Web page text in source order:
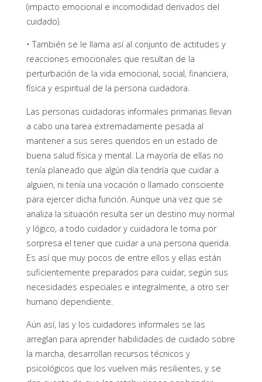
(impacto emocional e incomodidad derivados del
cuidado).
• También se le llama así al conjunto de actitudes y
reacciones emocionales que resultan de la
perturbación de la vida emocional, social, financiera,
física y espiritual de la persona cuidadora.
Las personas cuidadoras informales primarias llevan
a cabo una tarea extremadamente pesada al
mantener a sus seres queridos en un estado de
buena salud física y mental. La mayoría de ellas no
tenía planeado que algún día tendría que cuidar a
alguien, ni tenía una vocación o llamado consciente
para ejercer dicha función. Aunque una vez que se
analiza la situación resulta ser un destino muy normal
y lógico, a todo cuidador y cuidadora le toma por
sorpresa el tener que cuidar a una persona querida.
Es así que muy pocos de entre ellos y ellas están
suficientemente preparados para cuidar, según sus
necesidades especiales e integralmente, a otro ser
humano dependiente.
Aún así, las y los cuidadores informales se las
arreglan para aprender habilidades de cuidado sobre
la marcha, desarrollan recursos técnicos y
psicológicos que los vuelven más resilientes, y se